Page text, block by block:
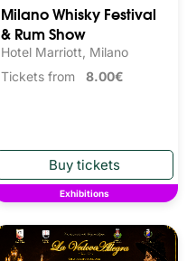
Milano Whisky Festival
& Rum Show
Hotel Marriott, Milano
Tickets from 8.00€
Exhibitions